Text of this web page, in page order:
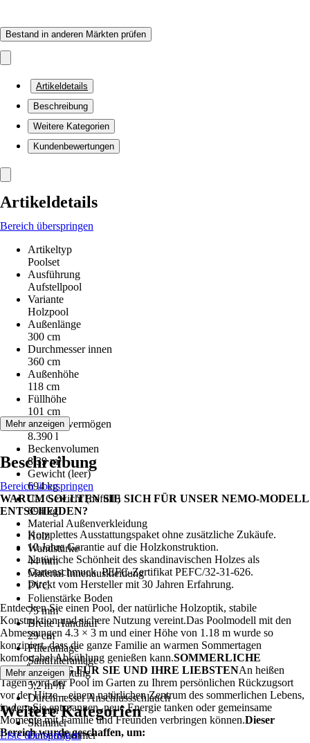
Bestand in anderen Märkten prüfen
Artikeldetails
Beschreibung
Weitere Kategorien
Kundenbewertungen
Artikeldetails
Bereich überspringen
Artikeltyp
Poolset
Ausführung
Aufstellpool
Variante
Holzpool
Außenlänge
300 cm
Durchmesser innen
360 cm
Außenhöhe
118 cm
Füllhöhe
101 cm
Fassungsvermögen
8.390 l
Beckenvolumen
8,39 m³
Gewicht (leer)
694 kg
Ca. Gewicht (befüllt)
694 kg
Material Außenverkleidung
Holz
Wandstärke
44 mm
Material Innenauskleidung
PVC
Folienstärke Boden
75 mm
Breite Handlauf
29 cm
Filteranlage
Sandfilteranlage
Förderleistung
5,2 m³/h
Durchmesser Anschlussschlauch
38 mm
Skimmer
Einbauskimmer
Mehr anzeigen
Beschreibung
Bereich überspringen
WARUM SOLLTEN SIE SICH FÜR UNSER NEMO-MODELL
ENTSCHEIDEN?
Komplettes Ausstattungspaket ohne zusätzliche Zukäufe.
10 Jahre Garantie auf die Holzkonstruktion.
Natürliche Schönheit des skandinavischen Holzes als
Gartenschmuck. PEFC-Zertifikat PEFC/32-31-626.
Direkt vom Hersteller mit 30 Jahren Erfahrung.
Entdecken Sie einen Pool, der natürliche Holzoptik, stabile
Konstruktion und sichere Nutzung vereint.Das Poolmodell mit den
Abmessungen 4.3 × 3 m und einer Höhe von 1.18 m wurde so
konzipiert, dass die ganze Familie an warmen Sommertagen
komfortabel Abkühlung genießen kann.SOMMERLICHE
ABKÜHLUNG FÜR SIE UND IHRE LIEBSTENAn heißen
Tagen wird der Pool im Garten zu Ihrem persönlichen Rückzugsort
vor der Hitze – einem natürlichen Zentrum des sommerlichen Lebens,
in dem Sie entspannen, neue Energie tanken oder gemeinsame
Momente mit Familie und Freunden verbringen können.Dieser
Bereich wurde geschaffen, um:
Mehr anzeigen
Weitere Kategorien
Liste überspringen